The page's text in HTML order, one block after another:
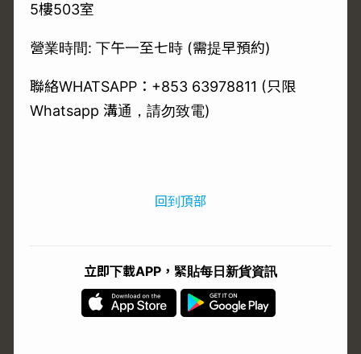
5樓503室
營業時間: 下午一至七時 (需提早預約)
聯絡WHATSAPP：+853 63978811 (只限
Whatsapp 溝通，請勿致電)
回到頂部
立即下載APP，緊貼每日新貨資訊